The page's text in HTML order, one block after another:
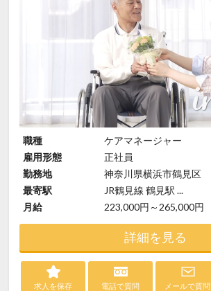
職種
ケアマネージャー
雇用形態
正社員
勤務地
神奈川県横浜市鶴見区
最寄駅
JR鶴見線 鶴見駅 ...
月給
223,000円～265,000円
詳細を見る
求人を保存 電話で質問 メールで質問